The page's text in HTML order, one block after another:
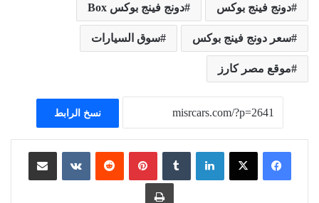
دونج فينج بوكس دونج فينج بوكس Box
سعر دونج فينج بوكس سوق السيارات
موقع مصر كارز
نسخ الرابط
لينكدإن ‏Tumblr بينتيريست
‏Reddit
‏VKontakte مشاركة عبر البريد
طباعة